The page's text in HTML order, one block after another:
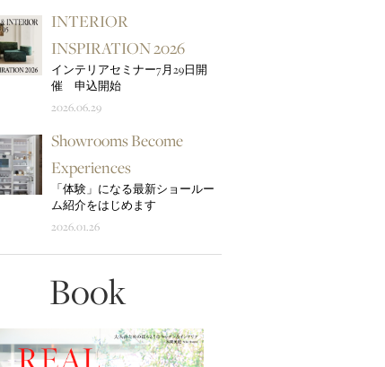
INTERIOR
INSPIRATION 2026
インテリアセミナー7月29日開
催 申込開始
2026.06.29
Showrooms Become
Experiences
「体験」になる最新ショールー
ム紹介をはじめます
2026.01.26
Book